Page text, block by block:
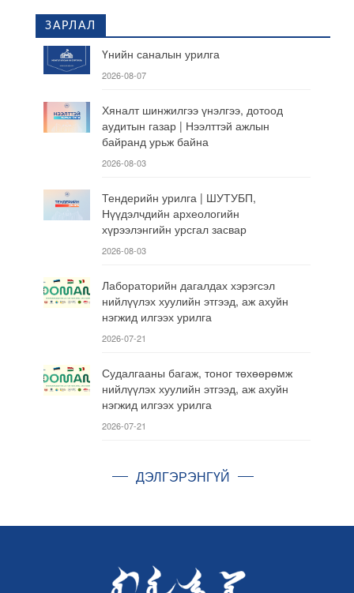
ЗАРЛАЛ
Үнийн саналын урилга
2026-08-07
Хяналт шинжилгээ үнэлгээ, дотоод
аудитын газар | Нээлттэй ажлын
байранд урьж байна
2026-08-03
Тендерийн урилга | ШУТУБП,
Нүүдэлчдийн археологийн
хүрээлэнгийн урсгал засвар
2026-08-03
Лабораторийн дагалдах хэрэгсэл
нийлүүлэх хуулийн этгээд, аж ахуйн
нэгжид илгээх урилга
2026-07-21
Судалгааны багаж, тоног төхөөрөмж
нийлүүлэх хуулийн этгээд, аж ахуйн
нэгжид илгээх урилга
2026-07-21
ДЭЛГЭРЭНГҮЙ